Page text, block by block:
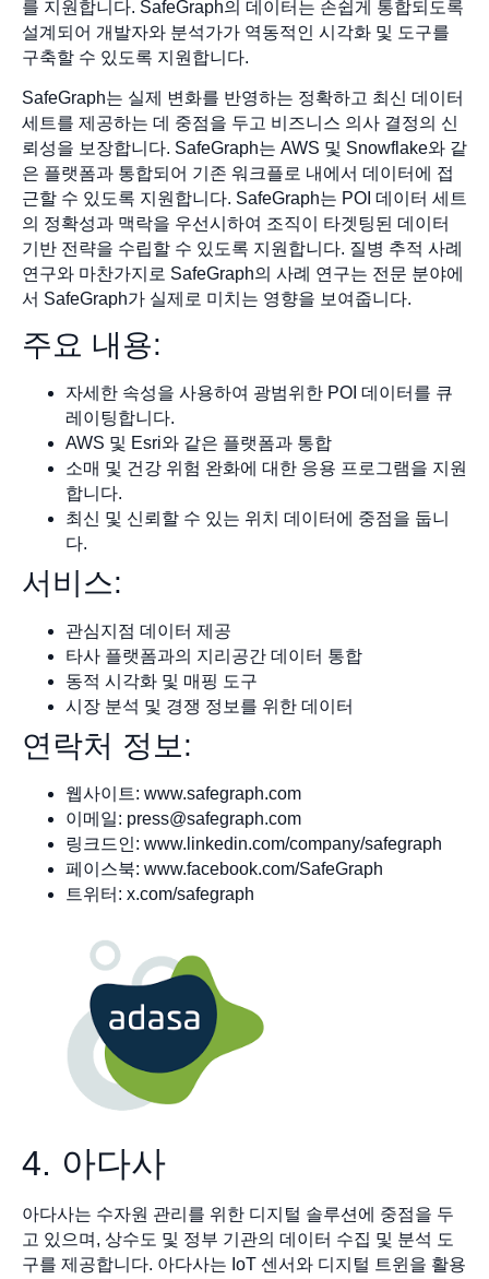
를 지원합니다. SafeGraph의 데이터는 손쉽게 통합되도록
설계되어 개발자와 분석가가 역동적인 시각화 및 도구를
구축할 수 있도록 지원합니다.
SafeGraph는 실제 변화를 반영하는 정확하고 최신 데이터
세트를 제공하는 데 중점을 두고 비즈니스 의사 결정의 신
뢰성을 보장합니다. SafeGraph는 AWS 및 Snowflake와 같
은 플랫폼과 통합되어 기존 워크플로 내에서 데이터에 접
근할 수 있도록 지원합니다. SafeGraph는 POI 데이터 세트
의 정확성과 맥락을 우선시하여 조직이 타겟팅된 데이터
기반 전략을 수립할 수 있도록 지원합니다. 질병 추적 사례
연구와 마찬가지로 SafeGraph의 사례 연구는 전문 분야에
서 SafeGraph가 실제로 미치는 영향을 보여줍니다.
주요 내용:
자세한 속성을 사용하여 광범위한 POI 데이터를 큐
레이팅합니다.
AWS 및 Esri와 같은 플랫폼과 통합
소매 및 건강 위험 완화에 대한 응용 프로그램을 지원
합니다.
최신 및 신뢰할 수 있는 위치 데이터에 중점을 둡니
다.
서비스:
관심지점 데이터 제공
타사 플랫폼과의 지리공간 데이터 통합
동적 시각화 및 매핑 도구
시장 분석 및 경쟁 정보를 위한 데이터
연락처 정보:
웹사이트: www.safegraph.com
이메일: press@safegraph.com
링크드인: www.linkedin.com/company/safegraph
페이스북: www.facebook.com/SafeGraph
트위터: x.com/safegraph
4. 아다사
아다사는 수자원 관리를 위한 디지털 솔루션에 중점을 두
고 있으며, 상수도 및 정부 기관의 데이터 수집 및 분석 도
구를 제공합니다. 아다사는 IoT 센서와 디지털 트윈을 활용